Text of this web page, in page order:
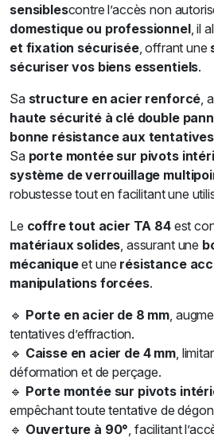
sensiblescontre l’accès non
domestique ou professionnel, il
et fixation sécurisée, offrant une
sécuriser vos biens essentiels.
Sa structure en acier renforcé ,
haute sécurité à clé double
bonne résistance aux
Sa porte montée sur pivots
système de verrouillage
robustesse tout en facilitant une
Le coffre tout acier TA 84est
matériaux solides , assurant une
mécaniqueet une résistance
manipulations forcées.
🔹 Porte en acier de 8 mm ,
tentatives d’effraction.
🔹 Caisse en acier de 4 mm ,
déformation et de perçage.
🔹 Porte montée sur pivots
empêchant toute tentative de
🔹 Ouverture à 90° , facilitant